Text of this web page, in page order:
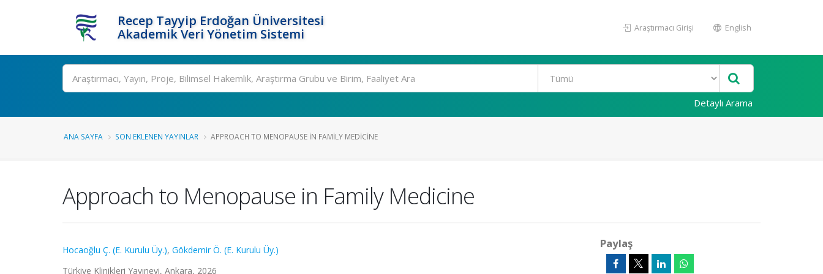
Recep Tayyip Erdoğan Üniversitesi
Akademik Veri Yönetim Sistemi
Araştırmacı Girişi English
Ara
Detaylı Arama
ANA SAYFA SON EKLENEN YAYINLAR APPROACH TO MENOPAUSE IN FAMILY MEDICINE
Approach to Menopause in Family Medicine
Hocaoğlu Ç. (E. Kurulu Üy.), Gökdemir Ö. (E. Kurulu Üy.)
Türkiye Klinikleri Yayınevi, Ankara, 2026
Paylaş